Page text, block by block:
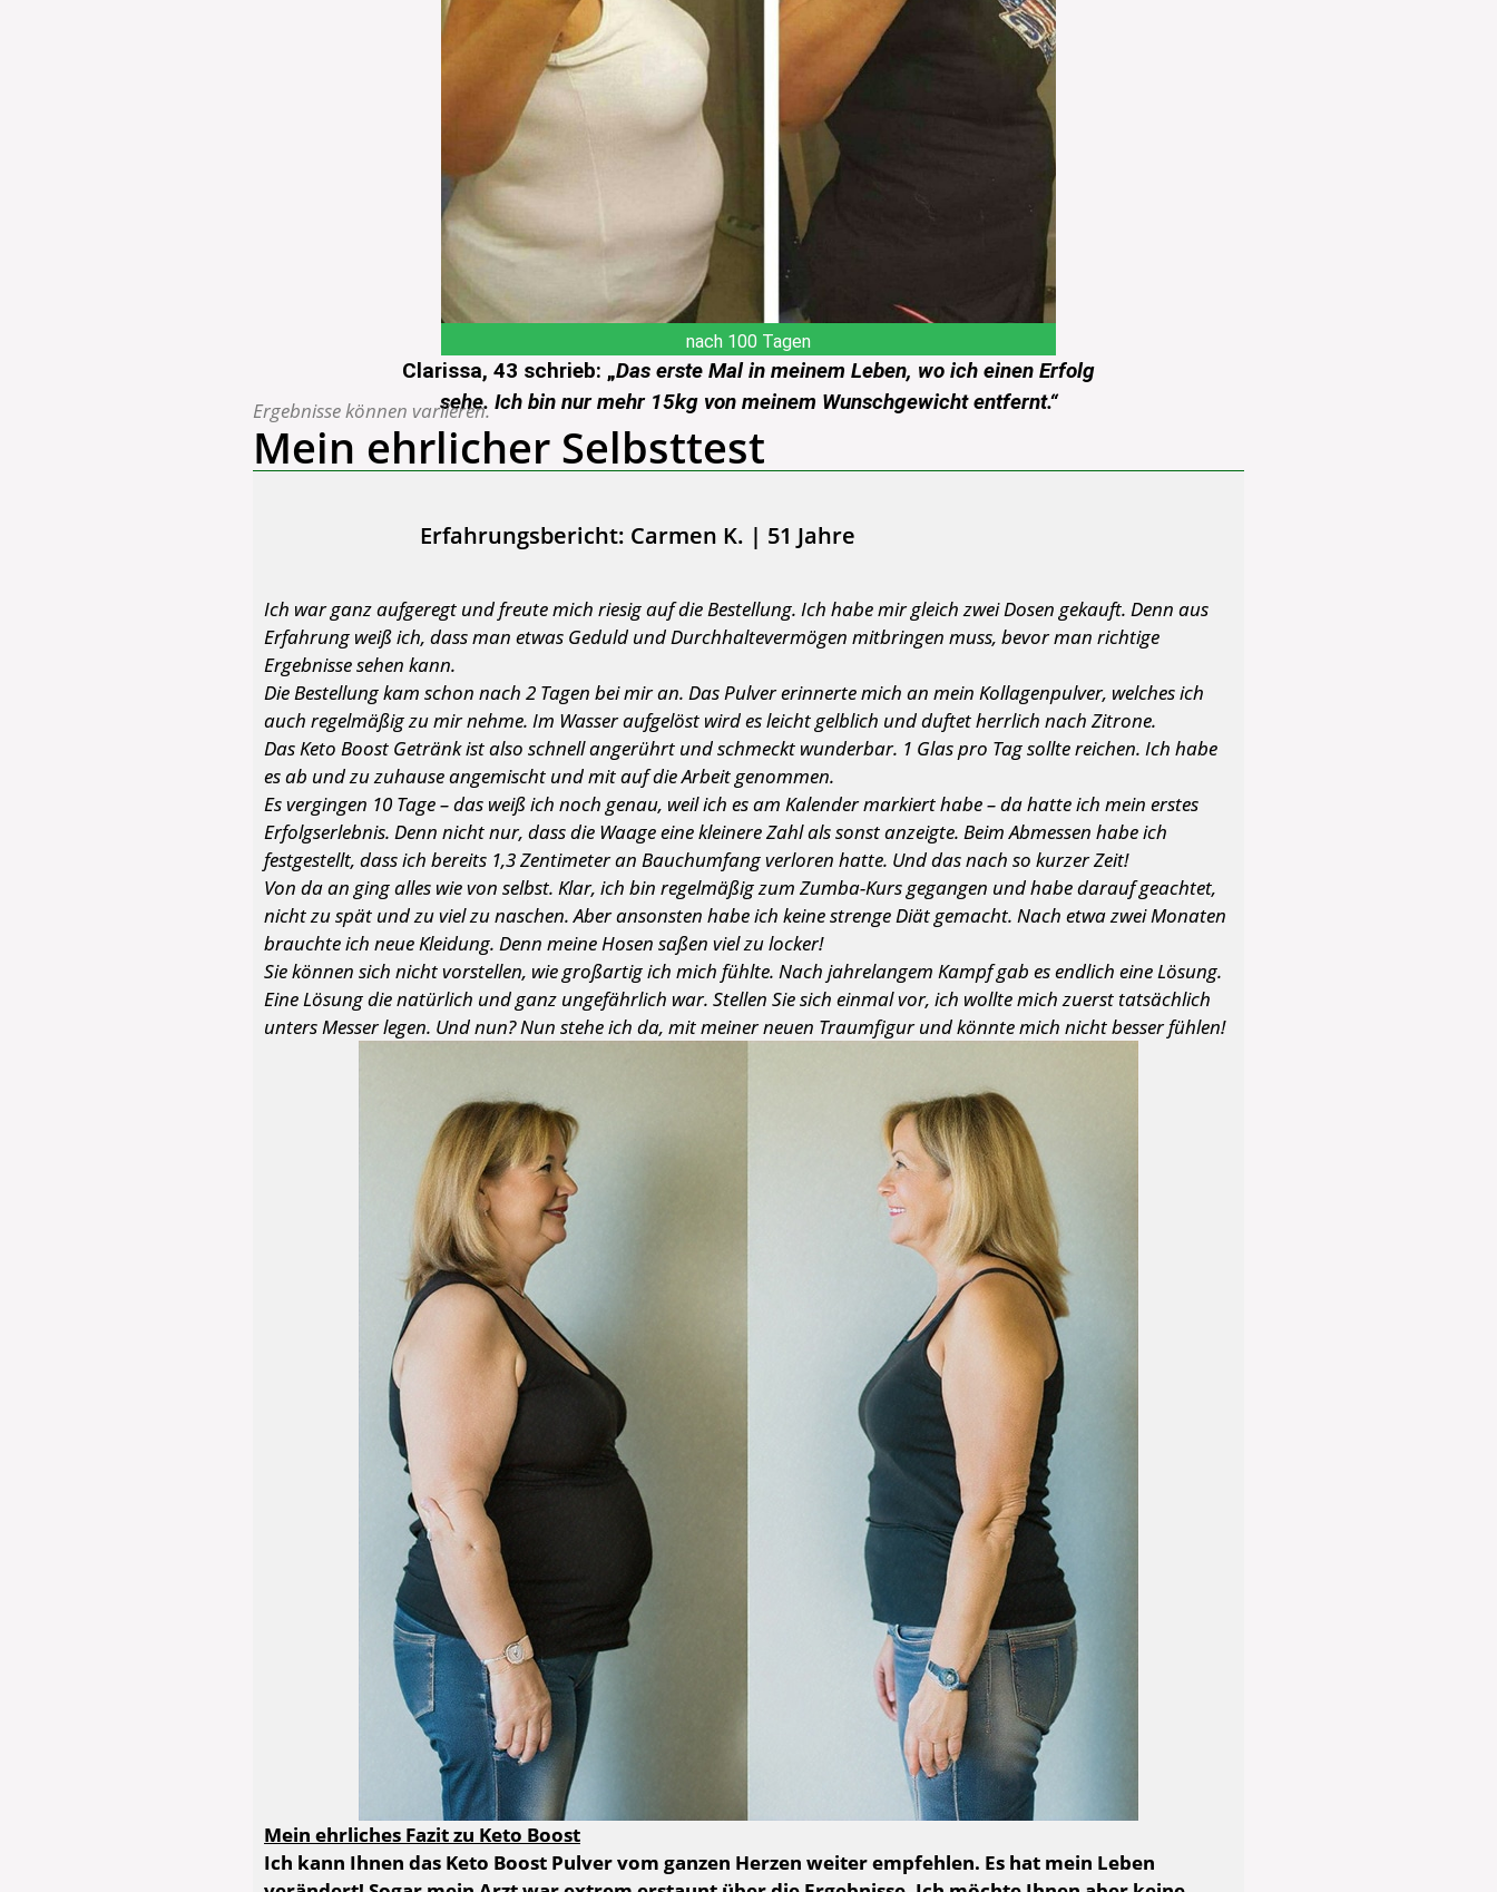
nach 100 Tagen
Clarissa, 43 schrieb: „Das erste Mal in meinem Leben, wo ich einen Erfolg
sehe. Ich bin nur mehr 15kg von meinem Wunschgewicht entfernt.“
Ergebnisse können variieren.
Mein ehrlicher Selbsttest
Erfahrungsbericht: Carmen K. | 51 Jahre
Ich war ganz aufgeregt und freute mich riesig auf die Bestellung. Ich habe mir gleich zwei Dosen gekauft. Denn aus
Erfahrung weiß ich, dass man etwas Geduld und Durchhaltevermögen mitbringen muss, bevor man richtige
Ergebnisse sehen kann.
Die Bestellung kam schon nach 2 Tagen bei mir an. Das Pulver erinnerte mich an mein Kollagenpulver, welches ich
auch regelmäßig zu mir nehme. Im Wasser aufgelöst wird es leicht gelblich und duftet herrlich nach Zitrone.
Das Keto Boost Getränk ist also schnell angerührt und schmeckt wunderbar. 1 Glas pro Tag sollte reichen. Ich habe
es ab und zu zuhause angemischt und mit auf die Arbeit genommen.
Es vergingen 10 Tage – das weiß ich noch genau, weil ich es am Kalender markiert habe – da hatte ich mein erstes
Erfolgserlebnis. Denn nicht nur, dass die Waage eine kleinere Zahl als sonst anzeigte. Beim Abmessen habe ich
festgestellt, dass ich bereits 1,3 Zentimeter an Bauchumfang verloren hatte. Und das nach so kurzer Zeit!
Von da an ging alles wie von selbst. Klar, ich bin regelmäßig zum Zumba-Kurs gegangen und habe darauf geachtet,
nicht zu spät und zu viel zu naschen. Aber ansonsten habe ich keine strenge Diät gemacht. Nach etwa zwei Monaten
brauchte ich neue Kleidung. Denn meine Hosen saßen viel zu locker!
Sie können sich nicht vorstellen, wie großartig ich mich fühlte. Nach jahrelangem Kampf gab es endlich eine Lösung.
Eine Lösung die natürlich und ganz ungefährlich war. Stellen Sie sich einmal vor, ich wollte mich zuerst tatsächlich
unters Messer legen. Und nun? Nun stehe ich da, mit meiner neuen Traumfigur und könnte mich nicht besser fühlen!
Mein ehrliches Fazit zu Keto Boost
Ich kann Ihnen das Keto Boost Pulver vom ganzen Herzen weiter empfehlen. Es hat mein Leben